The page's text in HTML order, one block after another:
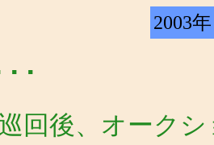
2003
･
回後、オーク